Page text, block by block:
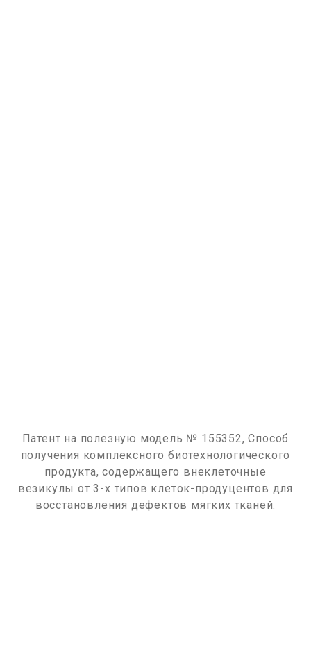
Патент на полезную модель № 155352, Способ
получения комплексного биотехнологического
продукта, содержащего внеклеточные
везикулы от 3-х типов клеток-продуцентов для
восстановления дефектов мягких тканей.